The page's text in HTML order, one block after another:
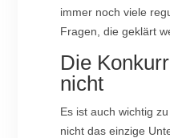
immer noch viele
Fragen, die geklärt
Die
nicht
Es ist auch wichtig
nicht das einzige